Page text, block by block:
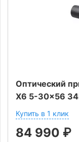
Оптический
X6 5-30x56
Купить в 1 клик
84 990 ₽